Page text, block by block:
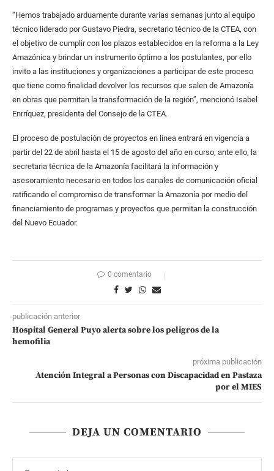
“Hemos trabajado arduamente durante varias semanas junto al equipo
técnico liderado por Gustavo Piedra, secretario técnico de la CTEA, con
el objetivo de cumplir con los plazos establecidos en la reforma a la Ley
Amazónica y brindar un instrumento óptimo a los postulantes, por ello
invito a las instituciones y organizaciones a participar de este proceso
que tiene como finalidad devolver los recursos que salen de Amazonía
en obras que permitan la transformación de la región”, mencionó Isabel
Enrríquez, presidenta del Consejo de la CTEA.
El proceso de postulación de proyectos en línea entrará en vigencia a
partir del 22 de abril hasta el 15 de agosto del año en curso, ante ello, la
secretaria técnica de la Amazonía facilitará la información y
asesoramiento necesario en todos los canales de comunicación oficial
ratificando el compromiso de transformar la Amazonía por medio del
financiamiento de programas y proyectos que permitan la construcción
del Nuevo Ecuador.
0 comentario
publicación anterior
Hospital General Puyo alerta sobre los peligros de la
hemofilia
próxima publicación
Atención Integral a Personas con Discapacidad en Pastaza
por el MIES
DEJA UN COMENTARIO